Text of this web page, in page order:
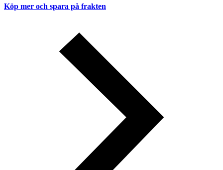
Köp mer och spara på frakten